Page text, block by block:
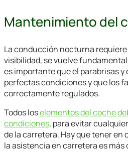
Mantenimiento del
La conducción nocturna
visibilidad, se vuelve
es importante que el parabrisas y
perfectas condiciones y que los
correctamente regulados.
Todos loselementos del coche
condiciones, para evitar
de la carretera. Hay que tener en
la asistencia en carretera es más